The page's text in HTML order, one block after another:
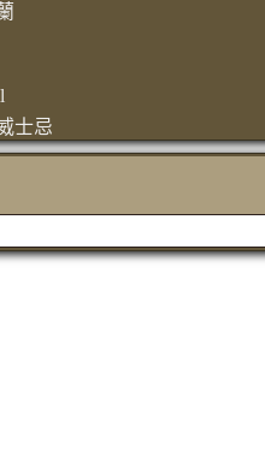
士忌